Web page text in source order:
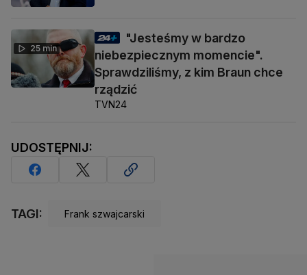
25 min
"Jesteśmy w bardzo
niebezpiecznym momencie".
Sprawdziliśmy, z kim Braun chce
rządzić
TVN24
UDOSTĘPNIJ:
TAGI: Frank szwajcarski